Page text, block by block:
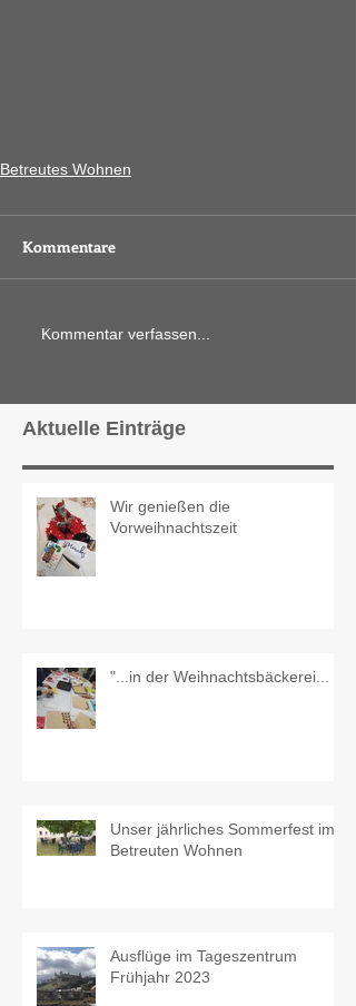
Betreutes Wohnen
Kommentare
Kommentar verfassen...
Aktuelle Einträge
Wir genießen die
Vorweihnachtszeit
"...in der Weihnachtsbäckerei...
Unser jährliches Sommerfest im
Betreuten Wohnen
Ausflüge im Tageszentrum
Frühjahr 2023